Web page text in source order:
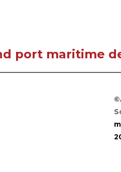
port maritime